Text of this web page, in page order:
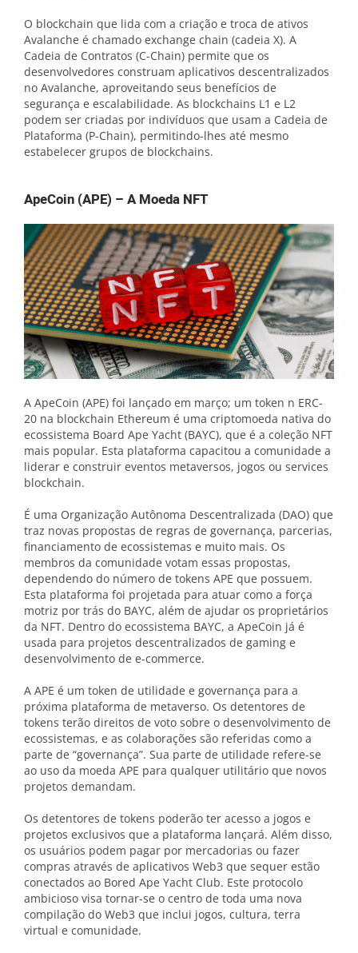
O blockchain que lida com a criação e troca de ativos
Avalanche é chamado exchange chain (cadeia X). A
Cadeia de Contratos (C-Chain) permite que os
desenvolvedores construam aplicativos descentralizados
no Avalanche, aproveitando seus benefícios de
segurança e escalabilidade. As blockchains L1 e L2
podem ser criadas por indivíduos que usam a Cadeia de
Plataforma (P-Chain), permitindo-lhes até mesmo
estabelecer grupos de blockchains.
ApeCoin (APE) – A Moeda NFT
A ApeCoin (APE) foi lançado em março; um token n ERC-
20 na blockchain Ethereum é uma criptomoeda nativa do
ecossistema Board Ape Yacht (BAYC), que é a coleção NFT
mais popular. Esta plataforma capacitou a comunidade a
liderar e construir eventos metaversos, jogos ou services
blockchain.
É uma Organização Autônoma Descentralizada (DAO) que
traz novas propostas de regras de governança, parcerias,
financiamento de ecossistemas e muito mais. Os
membros da comunidade votam essas propostas,
dependendo do número de tokens APE que possuem.
Esta plataforma foi projetada para atuar como a força
motriz por trás do BAYC, além de ajudar os proprietários
da NFT. Dentro do ecossistema BAYC, a ApeCoin já é
usada para projetos descentralizados de gaming e
desenvolvimento de e-commerce.
A APE é um token de utilidade e governança para a
próxima plataforma de metaverso. Os detentores de
tokens terão direitos de voto sobre o desenvolvimento de
ecossistemas, e as colaborações são referidas como a
parte de “governança”. Sua parte de utilidade refere-se
ao uso da moeda APE para qualquer utilitário que novos
projetos demandam.
Os detentores de tokens poderão ter acesso a jogos e
projetos exclusivos que a plataforma lançará. Além disso,
os usuários podem pagar por mercadorias ou fazer
compras através de aplicativos Web3 que sequer estão
conectados ao Bored Ape Yacht Club. Este protocolo
ambicioso visa tornar-se o centro de toda uma nova
compilação do Web3 que inclui jogos, cultura, terra
virtual e comunidade.